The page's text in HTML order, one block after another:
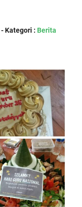
- Kategori : Berita